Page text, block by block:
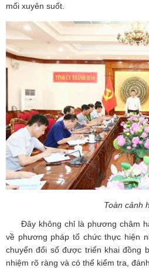
mối xuyên suốt.
Toàn cảnh
Đây không chỉ là phương châm
về phương pháp tổ chức thực hiện
chuyển đổi số được triển khai đồng
nhiệm rõ ràng và có thể kiểm tra,